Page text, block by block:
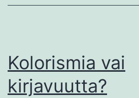
Kolorismia vai
kirjavuutta?